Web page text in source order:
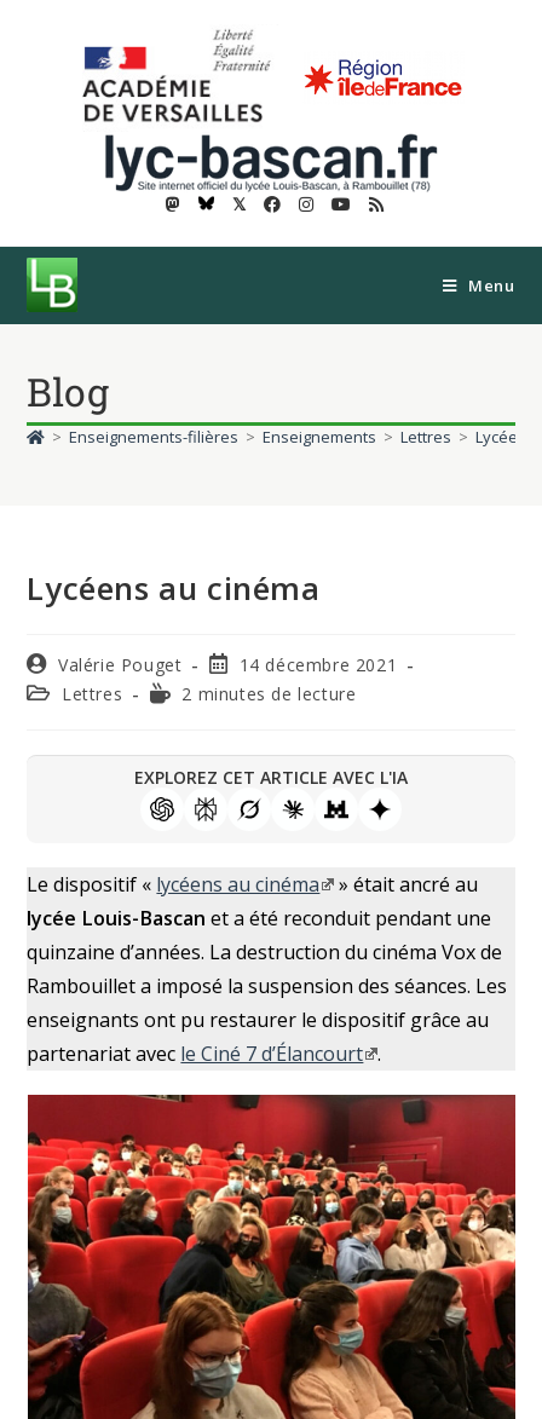
𝕏
Menu
Blog
> Enseignements-filières > Enseignements > Lettres > Lycéens
Lycéens au cinéma
Valérie Pouget
14 décembre 2021
Lettres
2 minutes de lecture
EXPLOREZ CET ARTICLE AVEC L'IA
Le dispositif « lycéens au cinéma
» était ancré au
lycée Louis-Bascan et a été reconduit pendant une
quinzaine d’années. La destruction du cinéma Vox de
Rambouillet a imposé la suspension des séances. Les
enseignants ont pu restaurer le dispositif grâce au
partenariat avec le Ciné 7 d’Élancourt .